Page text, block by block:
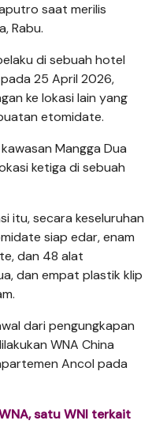
saat merilis
Rabu.
di sebuah hotel
25 April 2026,
ke lokasi lain yang
etomidate.
Mangga Dua
ketiga di sebuah
itu, secara keseluruhan
siap edar, enam
dan 48 alat
dan empat plastik klip
dari pengungkapan
WNA China
Ancol pada
satu WNI terkait